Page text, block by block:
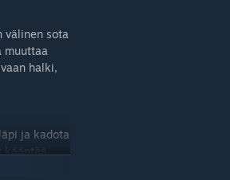
välinen sota
muuttaa
halki,
ja kadota
ja